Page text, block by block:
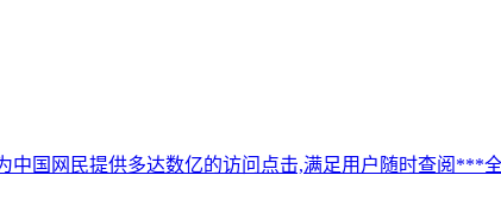
国网民提供多达数亿的访问点击,满足用户随时查阅***